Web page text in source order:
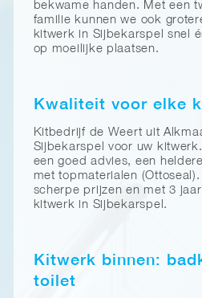
bekwame handen. Met een
familie kunnen we ook
kitwerk in Sijbekarspel snel
op moeilijke plaatsen.
Kwaliteit voor elke
Kitbedrijf de Weert uit
Sijbekarspel voor uw
een goed advies, een
met topmaterialen
scherpe prijzen en met 3
kitwerk in Sijbekarspel.
Kitwerk binnen:
toilet